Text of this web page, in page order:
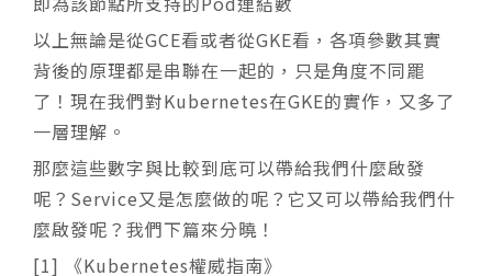
以上無論是從GCE看或者從GKE看，各項參數其實
背後的原理都是串聯在一起的，只是角度不同罷
了！現在我們對Kubernetes在GKE的實作，又多了
一層理解。
那麼這些數字與比較到底可以帶給我們什麼啟發
呢？Service又是怎麼做的呢？它又可以帶給我們什
麼啟發呢？我們下篇來分曉！
[1] 《Kubernetes權威指南》